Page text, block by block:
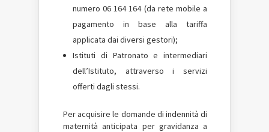
numero 06 164 164 (da rete mobile a
pagamento in base alla tariffa
applicata dai diversi gestori);
Istituti di Patronato e intermediari
dell’Istituto, attraverso i servizi
offerti dagli stessi.
Per acquisire le domande di indennità di
maternità anticipata per gravidanza a